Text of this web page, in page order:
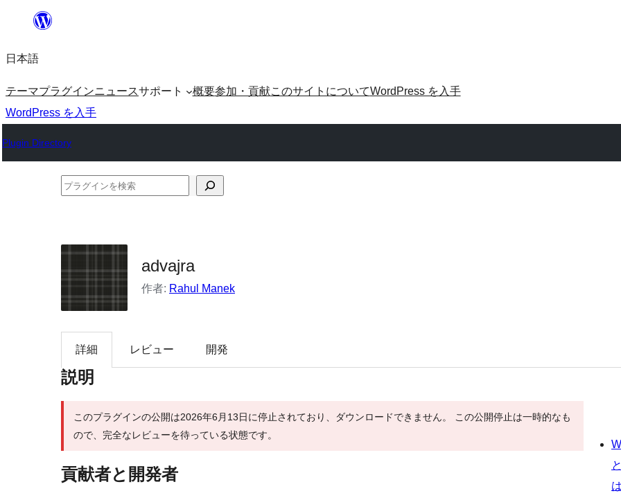
を
ッ
プ
日本語
テーマプラグインニュースサポート 概要参加・貢献このサイトについてWordPress を入手
WordPress を入手
Plugin Directory
プ
イ
ン
検
索
advajra
作者: Rahul Manek
詳細 レビュー 開発
説明
このプラグインの公開は2026年6月13日に停止されており、ダウンロードできません。 この公開停止は一時的なも
ので、完全なレビューを待っている状態です。
貢献者と開発者
と
は